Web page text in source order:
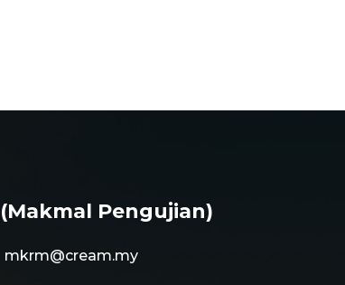
Pengujian)
mkrm@cream.my